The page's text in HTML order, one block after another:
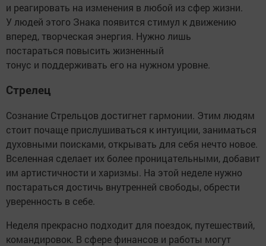
и реагировать на изменения в любой из сфер жизни.
У людей этого Знака появится стимул к движению
вперед, творческая энергия. Нужно лишь
постараться повысить жизненный
тонус и поддерживать его на нужном уровне.
Стрелец
Сознание Стрельцов достигнет гармонии. Этим людям
стоит почаще прислушиваться к интуиции, заниматься
духовными поисками, открывать для себя нечто новое.
Вселенная сделает их более проницательными, добавит
им артистичности и харизмы. На этой неделе нужно
постараться достичь внутренней свободы, обрести
уверенность в себе.
Неделя прекрасно подходит для поездок, путешествий,
командировок. В сфере финансов и работы могут